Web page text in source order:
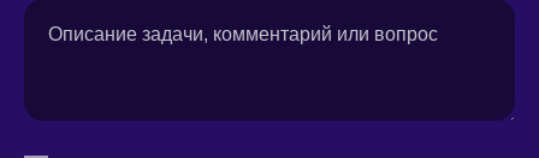
Описание задачи, комментарий или вопрос